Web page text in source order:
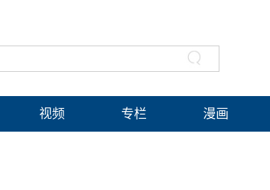
视频 专栏 漫画